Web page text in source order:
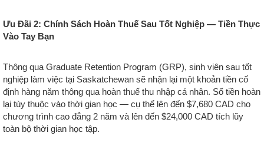
Ưu Đãi 2: Chính Sách Hoàn Thuế Sau Tốt Nghiệp — Tiền Thực
Vào Tay Bạn
Thông qua Graduate Retention Program (GRP), sinh viên sau tốt
nghiệp làm việc tại Saskatchewan sẽ nhận lại một khoản tiền cố
định hàng năm thông qua hoàn thuế thu nhập cá nhân. Số tiền hoàn
lại tùy thuộc vào thời gian học — cụ thể lên đến $7,680 CAD cho
chương trình cao đẳng 2 năm và lên đến $24,000 CAD tích lũy
toàn bộ thời gian học tập.